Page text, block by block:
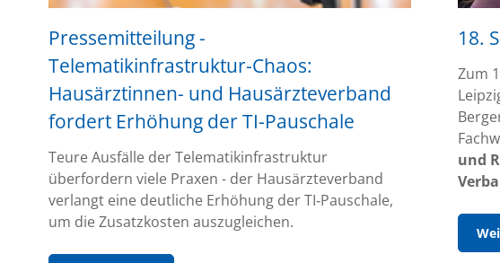
Pressemitteilung -
Telematikinfrastruktur-Chaos:
Hausärztinnen- und Hausärzteverband
fordert Erhöhung der TI-Pauschale
Teure Ausfälle der Telematikinfrastruktur
überfordern viele Praxen - der Hausärzteverband
verlangt eine deutliche Erhöhung der TI‑Pauschale,
um die Zusatzkosten auszugleichen.
18.
Zum
und